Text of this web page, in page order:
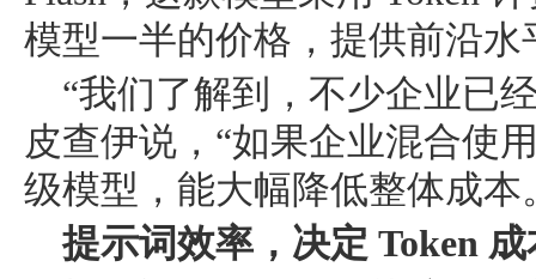
模型一半的价格，提供前沿
“我们了解到，不少企业已
皮查伊说，“如果企业混合使
级模型，能大幅降低整体成本
提示词效率，决定 Token